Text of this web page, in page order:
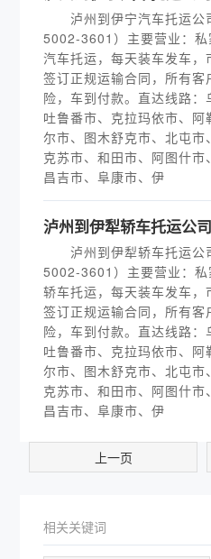
泸州到伊宁汽车托运公
5002-3601）主要营业：私
汽车托运，每天装车发车
签订正规运输合同，所有
险，车到付款。直达线路：
吐鲁番市、克拉玛依市、
尔市、图木舒克市、北屯
克苏市、和田市、阿图什市
昌吉市、阜康市、伊
泸州到伊犁轿车托运公司
泸州到伊犁轿车托运公
5002-3601）主要营业：私
轿车托运，每天装车发车
签订正规运输合同，所有
险，车到付款。直达线路：
吐鲁番市、克拉玛依市、
尔市、图木舒克市、北屯
克苏市、和田市、阿图什市
昌吉市、阜康市、伊
上一页
相关关键词